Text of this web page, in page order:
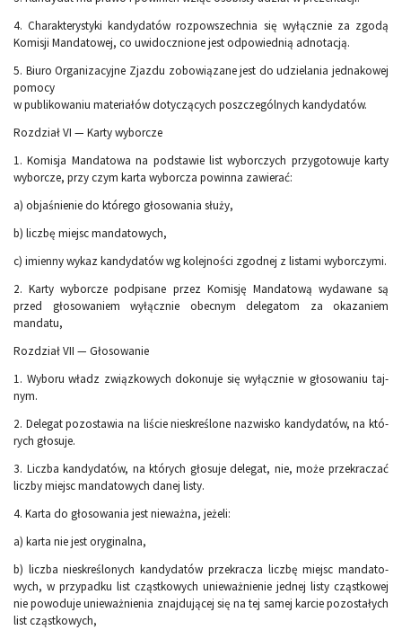
4. Charakterystyki kandydatów rozpowszechnia się wyłącznie za zgodą
Komisji Mandatowej, co uwidocznione jest odpowiednią adnotacją.
5. Biuro Organizacyjne Zjazdu zobowiązane jest do udzielania jednakowej
pomocy
w publikowaniu materiałów dotyczących poszczególnych kan­dydatów.
Rozdział VI — Karty wyborcze
1. Komisja Mandatowa na podstawie list wyborczych przygotowuje karty
wyborcze, przy czym karta wyborcza powinna zawierać:
a) objaśnienie do którego głosowania służy,
b) liczbę miejsc mandatowych,
c) imienny wykaz kandydatów wg kolejności zgodnej z listami wybor­czymi.
2. Karty wyborcze podpisane przez Komisję Mandatową wydawane są
przed głosowaniem wyłącznie obecnym delegatom za okazaniem
mandatu,
Rozdział VII — Głosowanie
1. Wyboru władz związkowych dokonuje się wyłącznie w głosowaniu taj­
nym.
2. Delegat pozostawia na liście nieskreślone nazwisko kandydatów, na któ­
rych głosuje.
3. Liczba kandydatów, na których głosuje delegat, nie, może przekraczać
liczby miejsc mandatowych danej listy.
4. Karta do głosowania jest nieważna, jeżeli:
a) karta nie jest oryginalna,
b) liczba nieskreślonych kandydatów przekracza liczbę miejsc mandato­
wych, w przypadku list cząstkowych unieważnienie jednej listy cząst­kowej
nie powoduje unieważnienia znajdującej się na tej samej kar­cie pozostałych
list cząstkowych,